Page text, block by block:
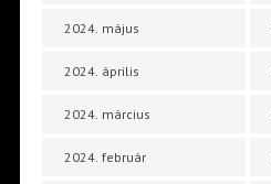
2024. május
2024. április
2024. március
2024. február